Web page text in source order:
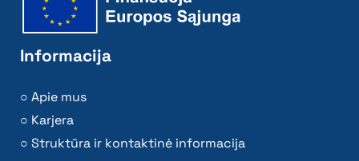
Informacija
Apie mus
Karjera
Struktūra ir kontaktinė informacija